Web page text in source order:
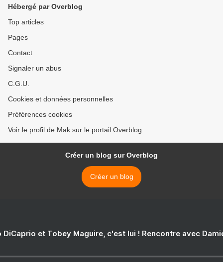
Hébergé par Overblog
Top articles
Pages
Contact
Signaler un abus
C.G.U.
Cookies et données personnelles
Préférences cookies
Voir le profil de Mak sur le portail Overblog
Créer un blog sur Overblog
Créer un blog
DiCaprio et Tobey Maguire, c'est lui ! Rencontre avec